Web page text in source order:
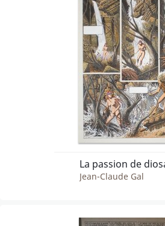
La passion de
Jean-Claude Gal